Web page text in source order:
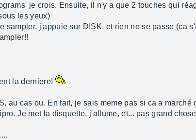
je crois. Ensuite, il n'y a que 2 touches qui
les yeux)
sampler, j'appuie sur DISK, et rien ne se passe (ca
la derniere!
au cas ou. En fait, je sais meme pas si ca a marché
Je met la disquette, j'allume, et... pas grand